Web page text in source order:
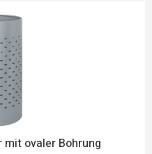
ovaler Bohrung